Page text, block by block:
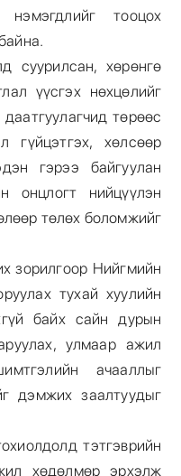
тооцох
суурилсан, хөрөнгө
үүсгэх нөхцөлийг
төрөөс
гүйцэтгэх, хөлсөөр
гэрээ байгуулан
онцлогт нийцүүлэн
төлөх боломжийг
зорилгоор Нийгмийн
тухай хуулийн
байх сайн дурын
улмаар ажил
ачааллыг
дэмжих заалтуудыг
тэтгэврийн
хөдөлмөр эрхэлж